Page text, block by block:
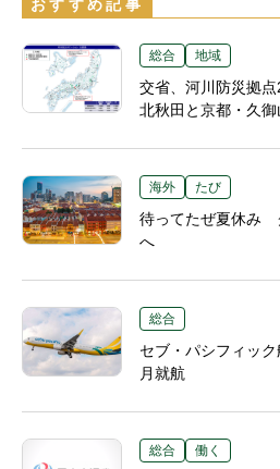
おすすめ記事
総合 地域
交省、河川防災拠
北秋田と京都・久
海外 たび
待ってたぜ夏休み
へ
総合
セブ・パシフィッ
月就航
総合 働く